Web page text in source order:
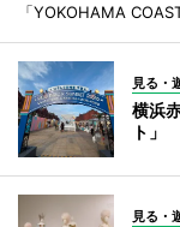
「YOKOHAMA
見る・
横浜
ト」
見る・